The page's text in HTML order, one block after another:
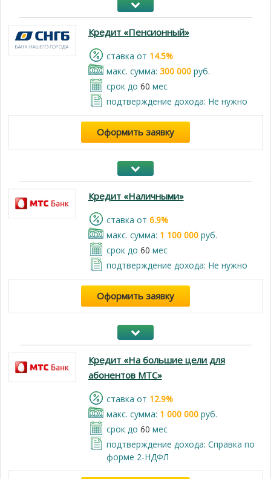
Кредит «Пенсионный»
cтавка от 14.5%
макс. сумма: 300 000руб.
срок до 60 мес
подтверждение дохода: Не нужно
Оформить заявку
Кредит «Наличными»
cтавка от 6.9%
макс. сумма: 1 100 000руб.
срок до 60 мес
подтверждение дохода: Не нужно
Оформить заявку
Кредит «На большие цели для
абонентов МТС»
cтавка от 12.9%
макс. сумма: 1 000 000руб.
срок до 60 мес
подтверждение дохода: Справка по
форме 2-НДФЛ